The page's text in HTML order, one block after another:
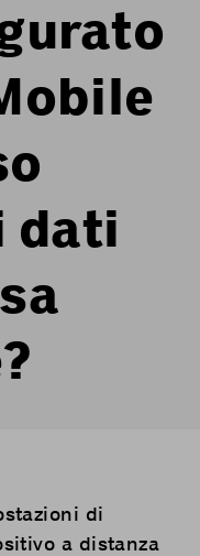
dati
di
a distanza